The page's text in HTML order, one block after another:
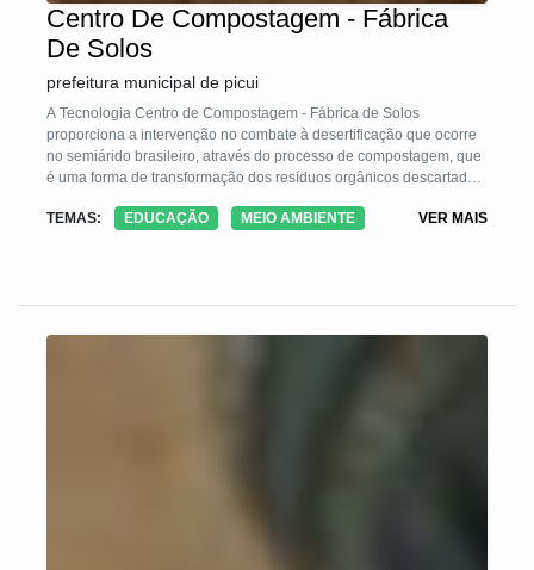
Centro De Compostagem - Fábrica
De Solos
prefeitura municipal de picui
A Tecnologia Centro de Compostagem - Fábrica de Solos
proporciona a intervenção no combate à desertificação que ocorre
no semiárido brasileiro, através do processo de compostagem, que
é uma forma de transformação dos resíduos orgânicos descartados
de resíduos sólidos, garantindo a participação social e servindo
TEMAS: EDUCAÇÃO MEIO AMBIENTE VER MAIS